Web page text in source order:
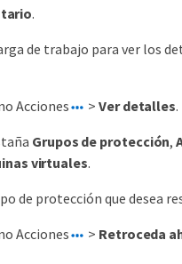
.
de trabajo para ver los
Acciones
> Ver detalles.
Grupos de protección,
virtuales.
de protección que desea
Acciones
> Retroceda